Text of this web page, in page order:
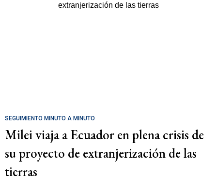
SEGUIMIENTO MINUTO A MINUTO
Milei viaja a Ecuador en plena crisis de
su proyecto de extranjerización de las
tierras